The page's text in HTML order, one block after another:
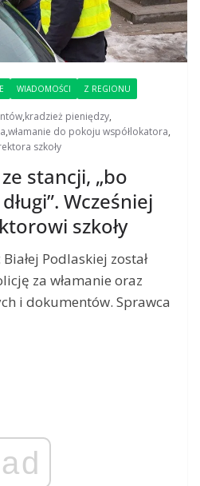
WIADOMOŚCI Z REGIONU
,kradzież pieniędzy,
,włamanie do pokoju współlokatora,
szkoły
stancji, „bo
Wcześniej
szkoły
Podlaskiej został
za włamanie oraz
i dokumentów. Sprawca
ad